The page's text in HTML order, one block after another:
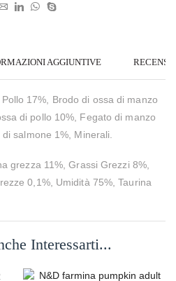
AGGIUNTIVE
17%, Brodo di ossa di manzo
di pollo 10%, Fegato di manzo
salmone 1%, Minerali.
grezza 11%, Grassi Grezzi 8%,
0,1%, Umidità 75%, Taurina
Interessarti...